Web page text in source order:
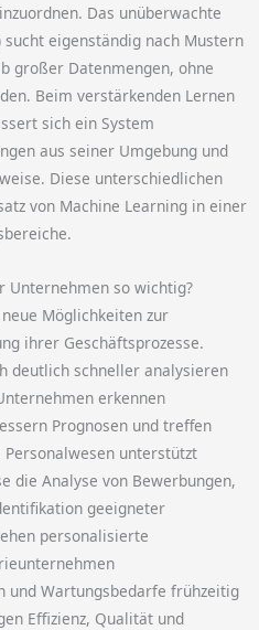
Das unüberwachte
eigenständig nach Mustern
großer Datenmengen, ohne
Beim verstärkenden Lernen
sich ein System
aus seiner Umgebung und
Diese unterschiedlichen
von Machine Learning in einer
Unternehmen so wichtig?
Möglichkeiten zur
ihrer Geschäftsprozesse.
deutlich schneller analysieren
erkennen
Prognosen und treffen
unterstützt
die Analyse von Bewerbungen,
geeigneter
personalisierte
und Wartungsbedarfe frühzeitig
Effizienz, Qualität und